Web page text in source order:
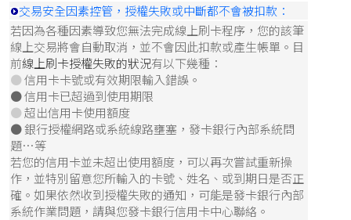
交易安全因素控管，授權失敗或中斷都不會被扣款：
若因為各種因素導致您無法完成線上刷卡程序，您的該筆
線上交易將會自動取消，並不會因此扣款或產生帳單。目
前線上刷卡授權失敗的狀況有以下幾種：
●信用卡卡號或有效期限輸入錯誤。
● 信用卡已超過到使用期限
●超出信用卡使用額度
● 銀行授權網路或系統線路壅塞，發卡銀行內部系統問
題…等
若您的信用卡並未超出使用額度，可以再次嘗試重新操
作，並特別留意您所輸入的卡號、姓名、或到期日是否正
確。如果依然收到授權失敗的通知，可能是發卡銀行內部
系統作業問題，請與您發卡銀行信用卡中心聯絡。